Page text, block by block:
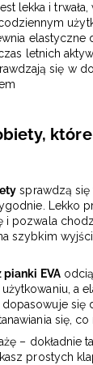
lekka i
elastyczne
letnich
się w
sprawdzą
Lekko
i pozwala
szybkim
EVA
a
się
się, co
– dokładnie
prostych